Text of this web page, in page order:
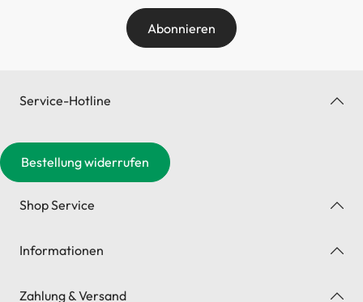
Abonnieren
Service-Hotline
Bestellung widerrufen
Shop Service
Informationen
Zahlung & Versand